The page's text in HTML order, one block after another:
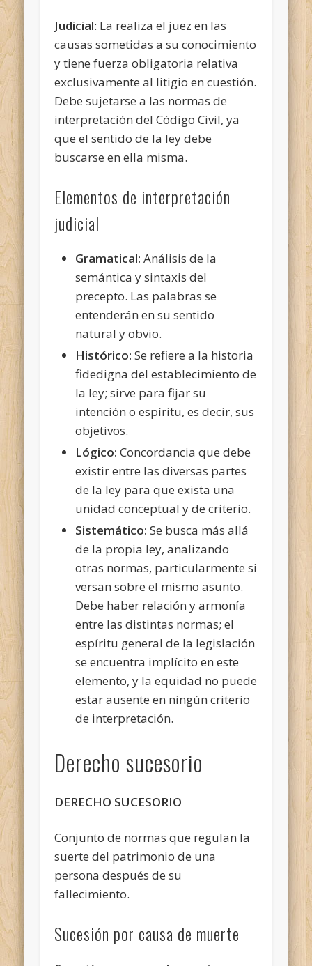
Judicial: La realiza el juez en las
causas sometidas a su conocimiento
y tiene fuerza obligatoria relativa
exclusivamente al litigio en cuestión.
Debe sujetarse a las normas de
interpretación del Código Civil, ya
que el sentido de la ley debe
buscarse en ella misma.
Elementos de interpretación
judicial
Gramatical: Análisis de la
semántica y sintaxis del
precepto. Las palabras se
entenderán en su sentido
natural y obvio.
Histórico: Se refiere a la historia
fidedigna del establecimiento de
la ley; sirve para fijar su
intención o espíritu, es decir, sus
objetivos.
Lógico: Concordancia que debe
existir entre las diversas partes
de la ley para que exista una
unidad conceptual y de criterio.
Sistemático: Se busca más allá
de la propia ley, analizando
otras normas, particularmente si
versan sobre el mismo asunto.
Debe haber relación y armonía
entre las distintas normas; el
espíritu general de la legislación
se encuentra implícito en este
elemento, y la equidad no puede
estar ausente en ningún criterio
de interpretación.
Derecho sucesorio
DERECHO SUCESORIO
Conjunto de normas que regulan la
suerte del patrimonio de una
persona después de su
fallecimiento.
Sucesión por causa de muerte